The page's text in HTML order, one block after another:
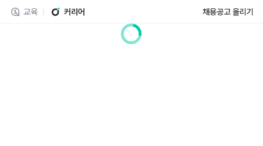
교육 커리어 채용공고 올리기